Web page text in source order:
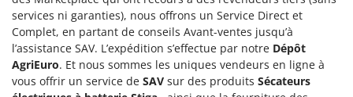
Draineuses
E
Échelles en aluminium
Effaroucheurs d'oiseaux
BullMach
C
C.EL.ME.
Calory Forni
services ni garanties), nous offrons un Service Direct et
Complet, en partant de conseils Avant-ventes jusqu’à
l’assistance SAV. L’expédition s’effectue par notre Dépôt
AgriEuro. Et nous sommes les uniques vendeurs en ligne à
vous offrir un service de SAV sur des produits Sécateurs